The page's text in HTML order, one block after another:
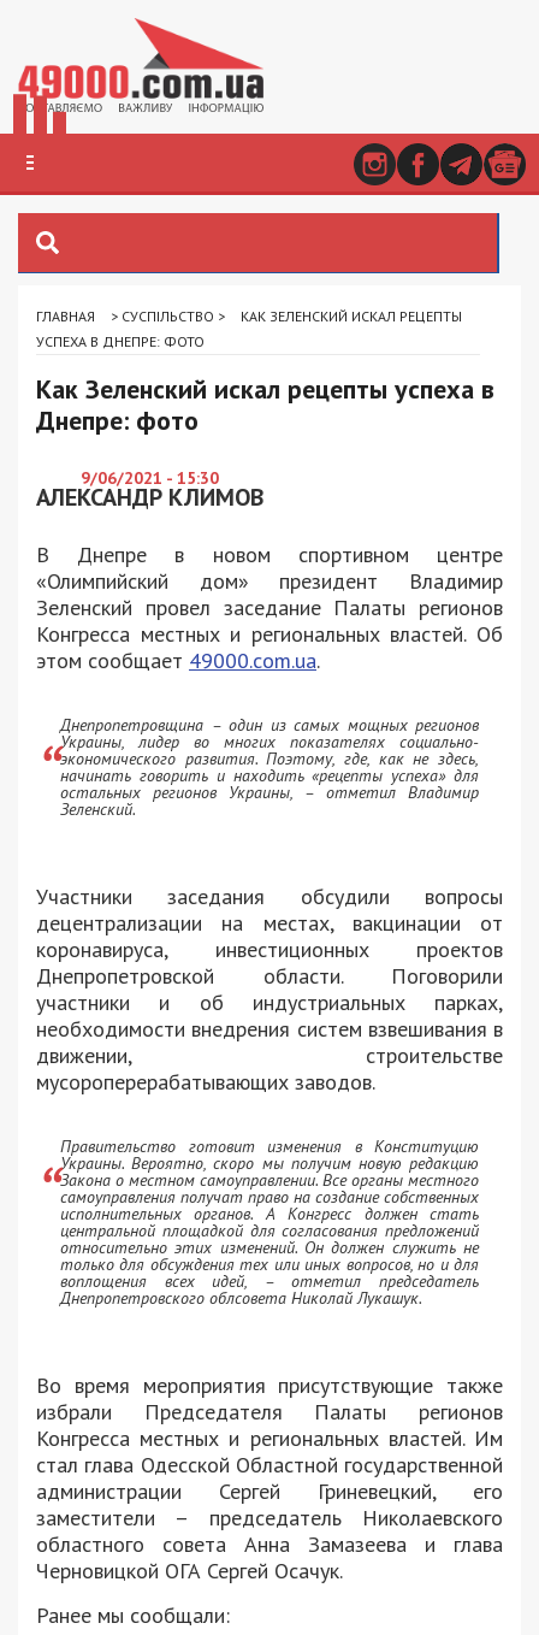
ГЛАВНАЯ > СУСПІЛЬСТВО >
КАК ЗЕЛЕНСКИЙ ИСКАЛ РЕЦЕПТЫ
УСПЕХА В ДНЕПРЕ: ФОТО
Как Зеленский искал рецепты успеха в
Днепре: фото
9/06/2021 - 15:30
АЛЕКСАНДР КЛИМОВ
В Днепре в новом спортивном центре
«Олимпийский дом» президент Владимир
Зеленский провел заседание Палаты регионов
Конгресса местных и региональных властей. Об
этом сообщает 49000.com.ua.
Днепропетровщина – один из самых мощных регионов
Украины, лидер во многих показателях социально-
экономического развития. Поэтому, где, как не здесь,
начинать говорить и находить «рецепты успеха» для
остальных регионов Украины, – отметил Владимир
Зеленский.
Участники заседания обсудили вопросы
децентрализации на местах, вакцинации от
коронавируса, инвестиционных проектов
Днепропетровской области. Поговорили
участники и об индустриальных парках,
необходимости внедрения систем взвешивания в
движении, строительстве
мусороперерабатывающих заводов.
Правительство готовит изменения в Конституцию
Украины. Вероятно, скоро мы получим новую редакцию
Закона о местном самоуправлении. Все органы местного
самоуправления получат право на создание собственных
исполнительных органов. А Конгресс должен стать
центральной площадкой для согласования предложений
относительно этих изменений. Он должен служить не
только для обсуждения тех или иных вопросов, но и для
воплощения всех идей, – отметил председатель
Днепропетровского облсовета Николай Лукашук.
Во время мероприятия присутствующие также
избрали Председателя Палаты регионов
Конгресса местных и региональных властей. Им
стал глава Одесской Областной государственной
администрации Сергей Гриневецкий, его
заместители – председатель Николаевского
областного совета Анна Замазеева и глава
Черновицкой ОГА Сергей Осачук.
Ранее мы сообщали: